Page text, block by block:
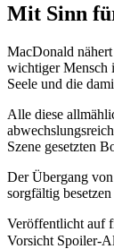
Mit Sinn
MacDonald
wichtiger Mensch
Seele und die
Alle diese
Szene gesetzten
Der Übergang
sorgfältig
Veröffentlicht auf
Vorsicht Spoiler-